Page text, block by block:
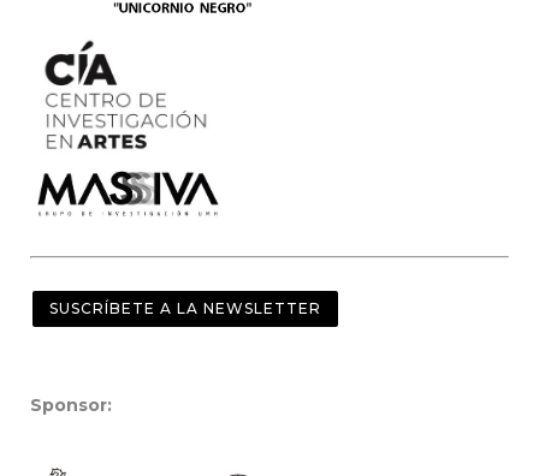
SUSCRÍBETE A LA NEWSLETTER
Sponsor: